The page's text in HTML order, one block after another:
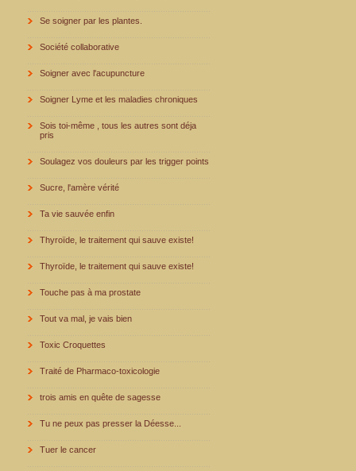
Se soigner par les plantes.
Société collaborative
Soigner avec l'acupuncture
Soigner Lyme et les maladies chroniques
Sois toi-même , tous les autres sont déja
pris
Soulagez vos douleurs par les trigger points
Sucre, l'amère vérité
Ta vie sauvée enfin
Thyroïde, le traitement qui sauve existe!
Thyroïde, le traitement qui sauve existe!
Touche pas à ma prostate
Tout va mal, je vais bien
Toxic Croquettes
Traité de Pharmaco-toxicologie
trois amis en quête de sagesse
Tu ne peux pas presser la Déesse...
Tuer le cancer